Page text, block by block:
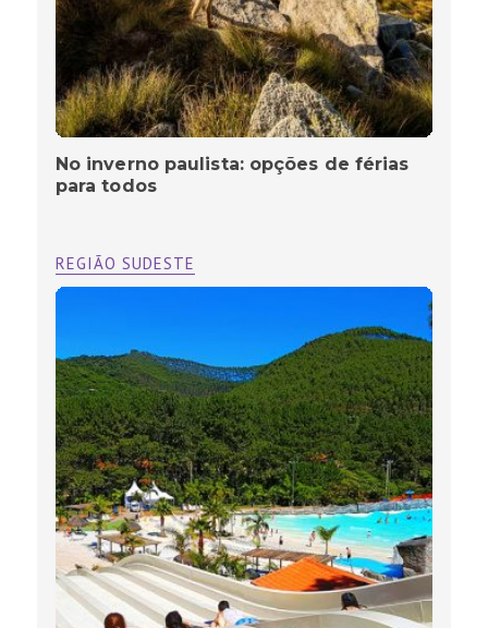
No inverno paulista: opções de férias
para todos
REGIÃO SUDESTE